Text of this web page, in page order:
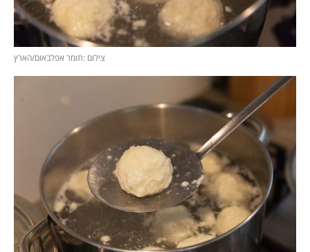
צילום :תומר אפלבאום/הארץ